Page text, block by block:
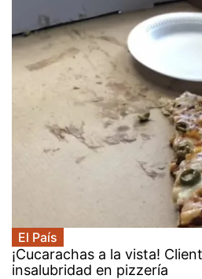
El País
¡Cucarachas a la vista!
insalubridad en pizzería